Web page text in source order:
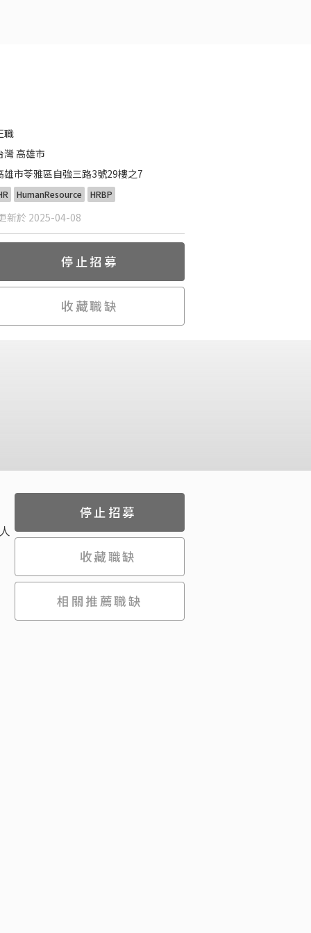
職
灣 高雄市
雄市苓雅區自強三路3號29樓之7
HumanResource HRBP
新於 2025-04-08
停止招募
收藏職缺
停止招募
收藏職缺
相關推薦職缺